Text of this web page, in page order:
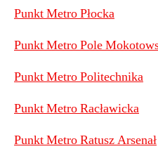
Punkt Metro Płocka
Punkt Metro Pole
Punkt Metro Politechnika
Punkt Metro Racławicka
Punkt Metro Ratusz Arsenał